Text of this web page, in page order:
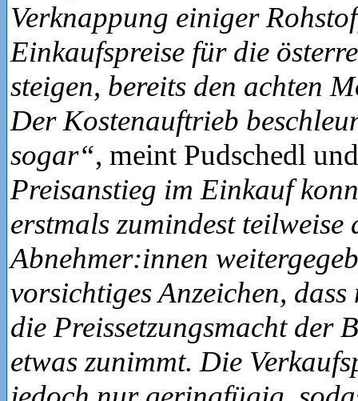
Verknappung einiger
Einkaufspreise für die
steigen, bereits den achten
Der Kostenauftrieb
sogar“, meint Pudschedl
Preisanstieg im Einkauf
erstmals zumindest teilweise
Abnehmer:innen
vorsichtiges Anzeichen,
die Preissetzungsmacht der
etwas zunimmt. Die